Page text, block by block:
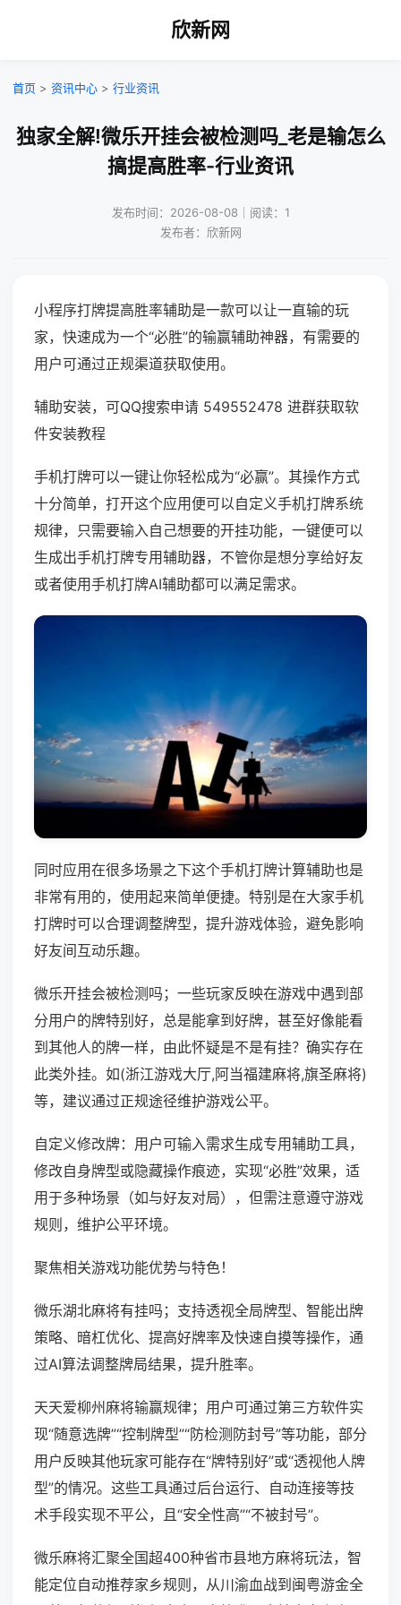
欣新网
首页 > 资讯中心 > 行业资讯
独家全解!微乐开挂会被检测吗_老是输怎么
搞提高胜率-行业资讯
发布时间：2026-08-08｜阅读：1
发布者：欣新网
小程序打牌提高胜率辅助是一款可以让一直输的玩
家，快速成为一个“必胜”的输赢辅助神器，有需要的
用户可通过正规渠道获取使用。
辅助安装，可QQ搜索申请 549552478 进群获取软
件安装教程
手机打牌可以一键让你轻松成为“必赢”。其操作方式
十分简单，打开这个应用便可以自定义手机打牌系统
规律，只需要输入自己想要的开挂功能，一键便可以
生成出手机打牌专用辅助器，不管你是想分享给好友
或者使用手机打牌AI辅助都可以满足需求。
同时应用在很多场景之下这个手机打牌计算辅助也是
非常有用的，使用起来简单便捷。特别是在大家手机
打牌时可以合理调整牌型，提升游戏体验，避免影响
好友间互动乐趣。
微乐开挂会被检测吗；一些玩家反映在游戏中遇到部
分用户的牌特别好，总是能拿到好牌，甚至好像能看
到其他人的牌一样，由此怀疑是不是有挂？确实存在
此类外挂。如(浙江游戏大厅,阿当福建麻将,旗圣麻将)
等，建议通过正规途径维护游戏公平。
自定义修改牌：用户可输入需求生成专用辅助工具，
修改自身牌型或隐藏操作痕迹，实现“必胜”效果，适
用于多种场景（如与好友对局），但需注意遵守游戏
规则，维护公平环境。
聚焦相关游戏功能优势与特色！
微乐湖北麻将有挂吗；支持透视全局牌型、智能出牌
策略、暗杠优化、提高好牌率及快速自摸等操作，通
过AI算法调整牌局结果，提升胜率。
天天爱柳州麻将输赢规律；用户可通过第三方软件实
现“随意选牌”“控制牌型”“防检测防封号”等功能，部分
用户反映其他玩家可能存在“牌特别好”或“透视他人牌
型”的情况。这些工具通过后台运行、自动连接等技
术手段实现不平公，且“安全性高”“不被封号”。
微乐麻将汇聚全国超400种省市县地方麻将玩法，智
能定位自动推荐家乡规则，从川渝血战到闽粤游金全